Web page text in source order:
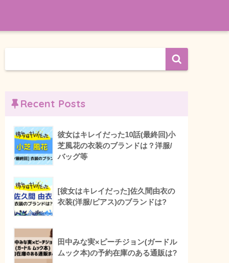
Recent Posts
彼女はキレイだった10話(最終回)小
芝風花の衣装のブランドは？洋服/
バッグ等
[彼女はキレイだった]佐久間由衣の
衣装(洋服/ピアス)のブランドは?
田中みな実×ピーチジョン(ガードル
ムック本)の予約在庫のある通販は?